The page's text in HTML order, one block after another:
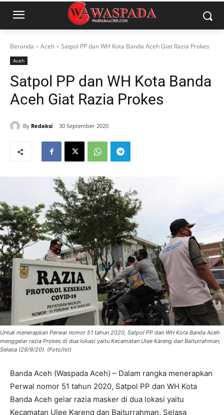
Beranda Aceh Satpol PP dan WH Kota Banda Aceh Giat Razia Prokes
Aceh
Satpol PP dan WH Kota Banda
Aceh Giat Razia Prokes
By Redaksi 30 September 2020
Untuk menerapkan Perwal nomor 51 tahun 2020, Satpol PP dan WH Kota Banda Aceh
menggelar razia Prokes di dua lokasi yaitu Kecamatan Ulee Kareng dan Baiturrahman,
Selasa (29/9/20). (Foto/Ist)
Banda Aceh (Waspada Aceh) – Dalam rangka menerapkan
Perwal nomor 51 tahun 2020, Satpol PP dan WH Kota
Banda Aceh gelar razia masker di dua lokasi yaitu
Kecamatan Ulee Kareng dan Baiturrahman, Selasa